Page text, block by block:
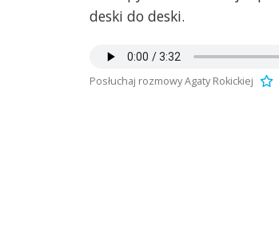
deski do deski.
Posłuchaj rozmowy Agaty Rokickiej